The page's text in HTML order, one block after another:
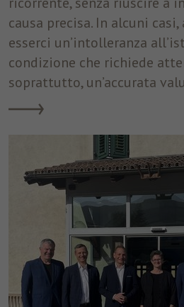
causa precisa. In alcuni
esserci un’intolleranza
condizione che richiede
soprattutto, un’accurata